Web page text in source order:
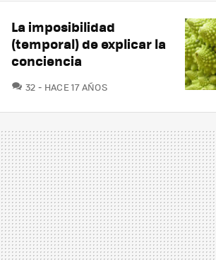
La imposibilidad
(temporal) de explicar la
conciencia
32 COMENTARIOS
HACE 17 AÑOS